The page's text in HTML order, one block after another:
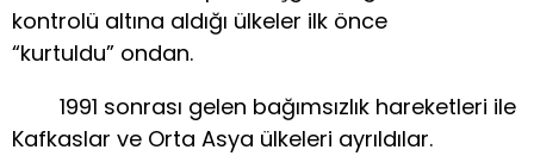
kontrolü altına aldığı ülkeler ilk önce
“kurtuldu” ondan.
1991 sonrası gelen bağımsızlık hareketleri ile
Kafkaslar ve Orta Asya ülkeleri ayrıldılar.